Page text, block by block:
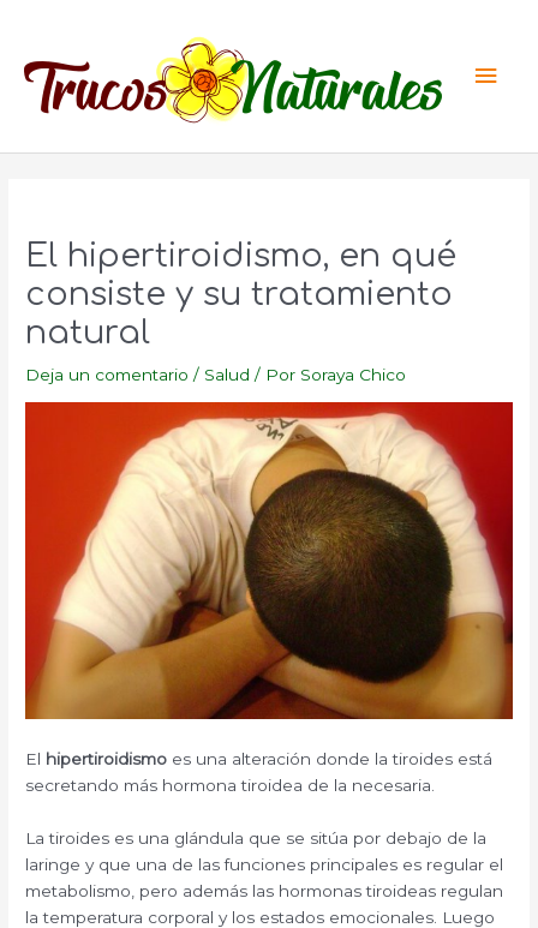
contenido
El hipertiroidismo, en qué
consiste y su tratamiento
natural
Deja un comentario / Salud / Por Soraya Chico
El hipertiroidismo es una alteración donde la tiroides está
secretando más hormona tiroidea de la necesaria.
La tiroides es una glándula que se sitúa por debajo de la
laringe y que una de las funciones principales es regular el
metabolismo, pero además las hormonas tiroideas regulan
la temperatura corporal y los estados emocionales. Luego